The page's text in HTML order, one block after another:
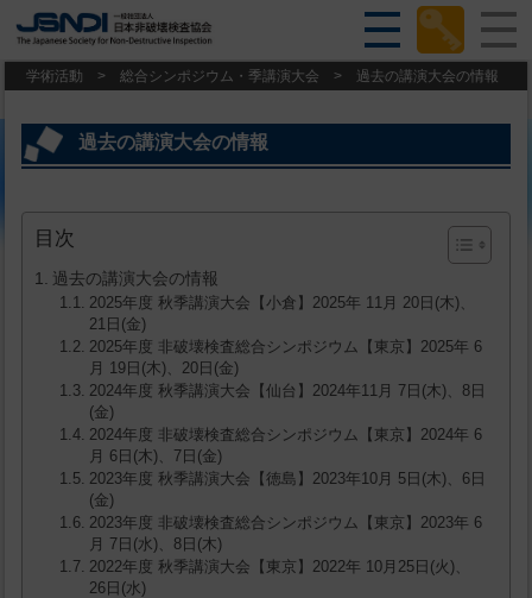
学術活動 > 総合シンポジウム・季講演大会 > 過去の講演大会の情報
過去の講演大会の情報
目次
過去の講演大会の情報
2025年度 秋季講演大会【小倉】2025年 11月 20日(木)、
21日(金)
2025年度 非破壊検査総合シンポジウム【東京】2025年 6
月 19日(木)、20日(金)
2024年度 秋季講演大会【仙台】2024年11月 7日(木)、8日
(金)
2024年度 非破壊検査総合シンポジウム【東京】2024年 6
月 6日(木)、7日(金)
2023年度 秋季講演大会【徳島】2023年10月 5日(木)、6日
(金)
2023年度 非破壊検査総合シンポジウム【東京】2023年 6
月 7日(水)、8日(木)
2022年度 秋季講演大会【東京】2022年 10月25日(火)、
26日(水)